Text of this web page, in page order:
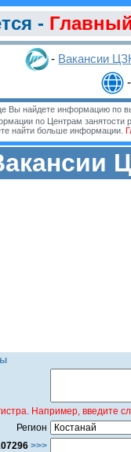
-
- Вакансии
Вы найдете информацию по
по Центрам занятости
найти больше информации.
Например,
Регион
>>>